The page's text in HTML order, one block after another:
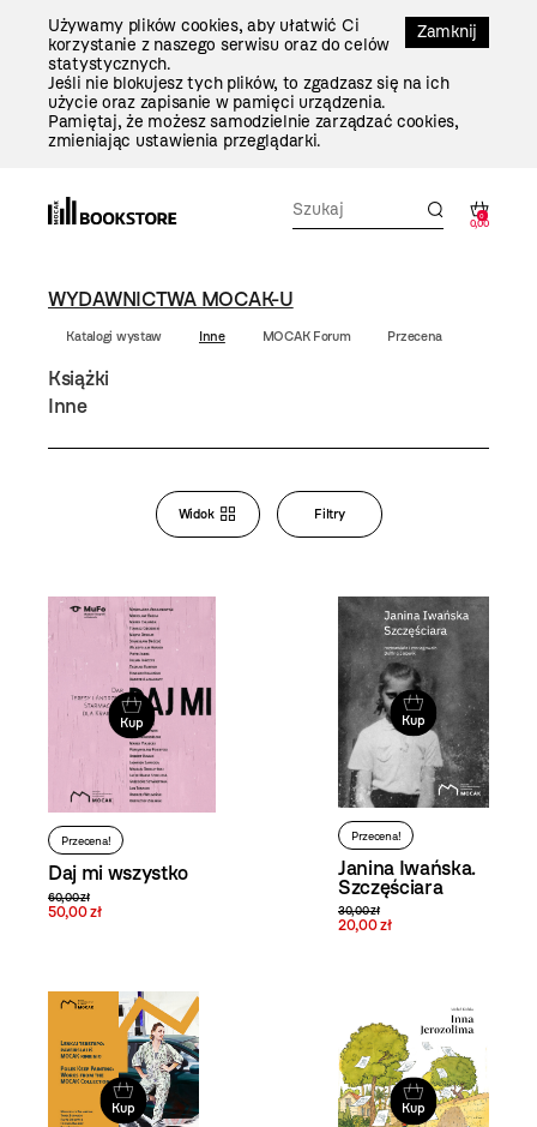
Zamknij
Używamy plików cookies, aby ułatwić Ci
korzystanie z naszego serwisu oraz do celów
statystycznych.
Jeśli nie blokujesz tych plików, to zgadzasz się na ich
użycie oraz zapisanie w pamięci urządzenia.
Pamiętaj, że możesz samodzielnie zarządzać cookies,
zmieniając ustawienia przeglądarki.
0
0,00
WYDAWNICTWA MOCAK-U
Katalogi wystaw Inne MOCAK Forum Przecena
Książki
Inne
Bookstore
Zmiana
i filtrowanie
produktów
Widok Filtry
Kup
Przecena!
Daj mi wszystko
60,00 zł
50,00 zł
Kup
Przecena!
Janina Iwańska.
Szczęściara
30,00 zł
20,00 zł
Kup Kup